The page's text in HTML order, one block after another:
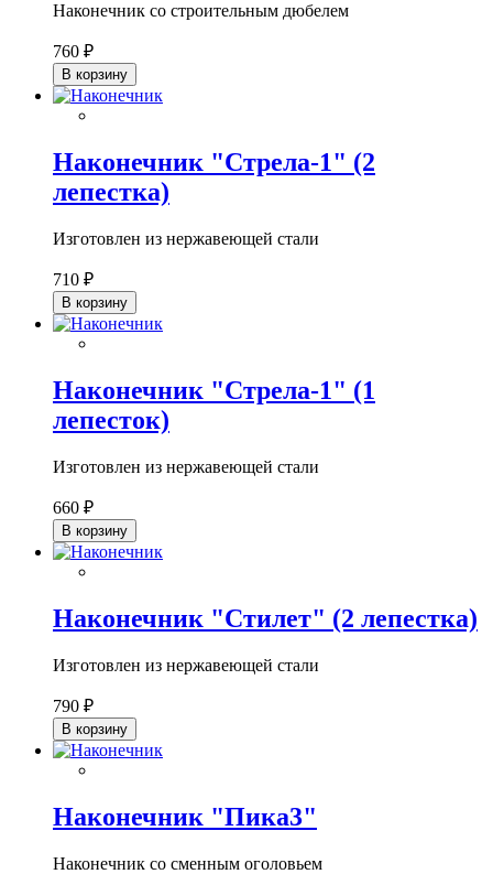
Наконечник со строительным дюбелем
760 ₽
В корзину
Наконечник "Стрела-1" (2
лепестка)
Изготовлен из нержавеющей стали
710 ₽
В корзину
Наконечник "Стрела-1" (1
лепесток)
Изготовлен из нержавеющей стали
660 ₽
В корзину
Наконечник "Стилет" (2 лепестка)
Изготовлен из нержавеющей стали
790 ₽
В корзину
Наконечник "Пика3"
Наконечник со сменным оголовьем